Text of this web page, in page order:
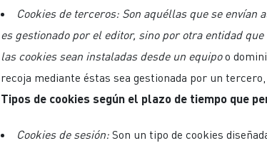
Cookies de terceros: Son aquéllas que se
es gestionado por el editor, sino por otra entidad
las cookies sean instaladasdesde un equipoo
recoja mediante éstas sea gestionada por un
Tipos de cookies según el plazo de tiempo que
Cookies de sesión: Son un tipo de cookies